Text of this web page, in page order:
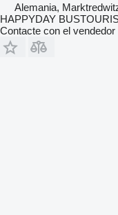
Alemania,
HAPPYDAY
Contacte con el vendedor